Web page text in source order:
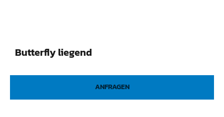
Butterfly liegend
ANFRAGEN